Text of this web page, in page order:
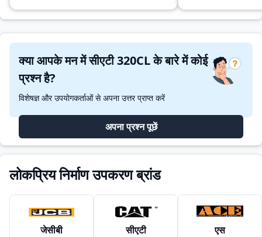
क्या आपके मन में सीएटी 320CL के बारे में कोई
प्रश्न है?
विशेषज्ञ और उपयोगकर्ताओं से अपना उत्तर प्राप्त करें
अपना प्रश्न पूछें
लोकप्रिय निर्माण उपकरण ब्रांड
जेसीबी सीएटी एस